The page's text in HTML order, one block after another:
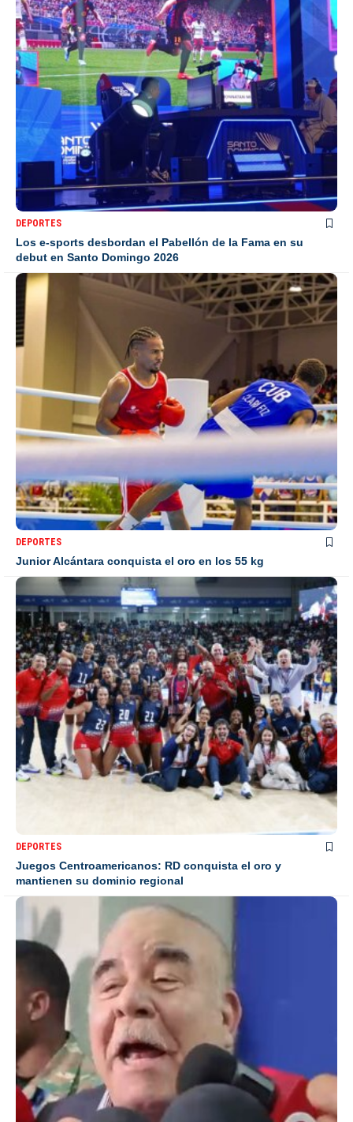
DEPORTES
Los e-sports desbordan el Pabellón de la Fama en su
debut en Santo Domingo 2026
DEPORTES
Junior Alcántara conquista el oro en los 55 kg
DEPORTES
Juegos Centroamericanos: RD conquista el oro y
mantienen su dominio regional